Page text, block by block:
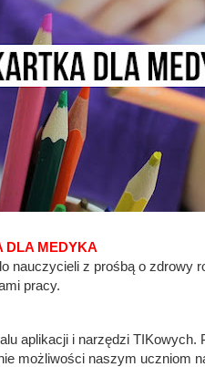
DLA MEDYKA
nauczycieli z prośbą o zdrowy
pracy.
aplikacji i narzędzi TIKowych.
możliwości naszym uczniom